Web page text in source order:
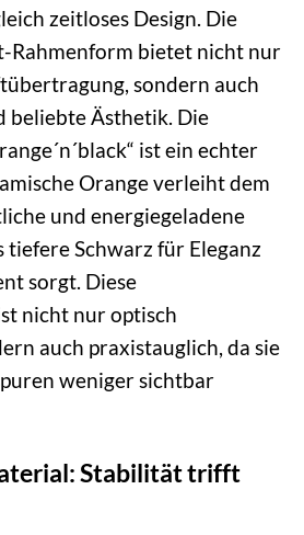
zeitloses Design. Die
Rahmenform bietet nicht nur
sondern auch
beliebte Ästhetik. Die
ist ein echter
Orange verleiht dem
und energiegeladene
tiefere Schwarz für Eleganz
sorgt. Diese
nicht nur optisch
auch praxistauglich, da sie
weniger sichtbar
Stabilität trifft